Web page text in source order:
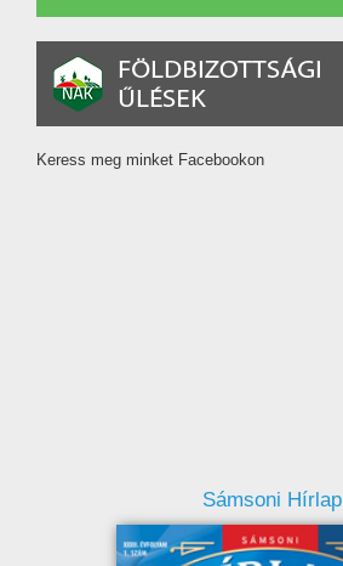
Keress meg minket Facebookon
Sámsoni Hírlap